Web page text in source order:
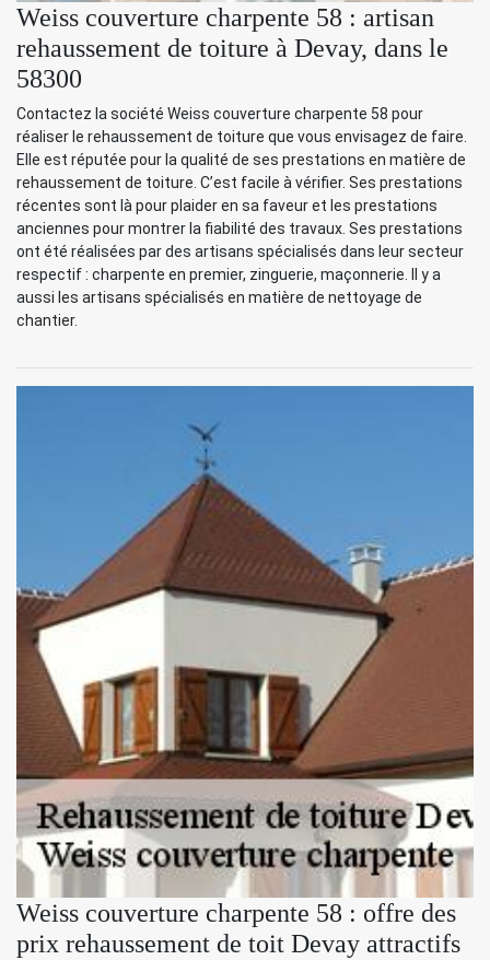
Weiss couverture charpente 58 : artisan
rehaussement de toiture à Devay, dans le
58300
Contactez la société Weiss couverture charpente 58 pour
réaliser le rehaussement de toiture que vous envisagez de faire.
Elle est réputée pour la qualité de ses prestations en matière de
rehaussement de toiture. C’est facile à vérifier. Ses prestations
récentes sont là pour plaider en sa faveur et les prestations
anciennes pour montrer la fiabilité des travaux. Ses prestations
ont été réalisées par des artisans spécialisés dans leur secteur
respectif : charpente en premier, zinguerie, maçonnerie. Il y a
aussi les artisans spécialisés en matière de nettoyage de
chantier.
Weiss couverture charpente 58 : offre des
prix rehaussement de toit Devay attractifs